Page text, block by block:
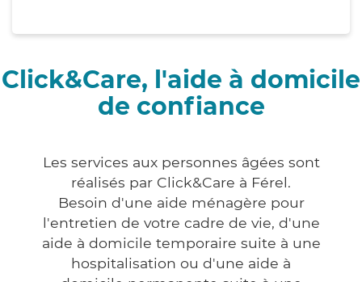
Click&Care, l'aide à domicile
de confiance
Les services aux personnes âgées sont
réalisés par Click&Care à Férel.
Besoin d'une aide ménagère pour
l'entretien de votre cadre de vie, d'une
aide à domicile temporaire suite à une
hospitalisation ou d'une aide à